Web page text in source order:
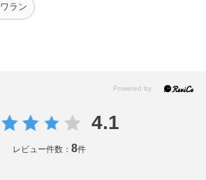
ラン
4.1
レビュー件数：8件